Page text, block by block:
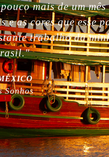
nature, without
So much love for
plastic free!”